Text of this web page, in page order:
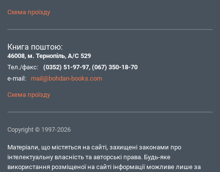
Схема проїзду
Книга поштою:
46008, м. Тернопіль, А/С 529
Тел./факс:
(0352) 51-97-97, (067) 350-18-70
e-mail:
mail@bohdan-books.com
Схема проїзду
Copyright © 1997-2026
Матеріали, що містяться на сайті, захищені законами про
інтелектуальну власність та авторські права. Будь-яке
використання розміщеної на сайті інформації можливе лише за